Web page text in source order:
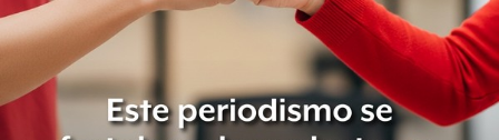
general están disponibles y 17% ocupadas. En camas con
ventiladores, 79% están disponibles y 21% ocupadas. 2/2
pic.twitter.com/qYTacfNMas
— Hugo López-Gatell Ramírez (@HLGatell) April 10, 2021